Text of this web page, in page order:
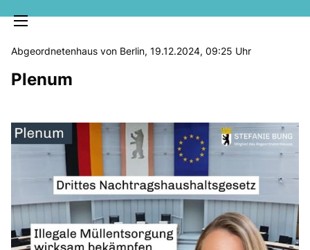
MELDUNGEN
SOZIALE MEDIEN
KLARTEXT
Abgeordnetenhaus von Berlin, 19.12.2024, 09:25 Uhr
Plenum